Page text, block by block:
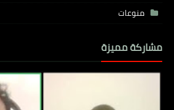
منوعات
مشاركة مميزة